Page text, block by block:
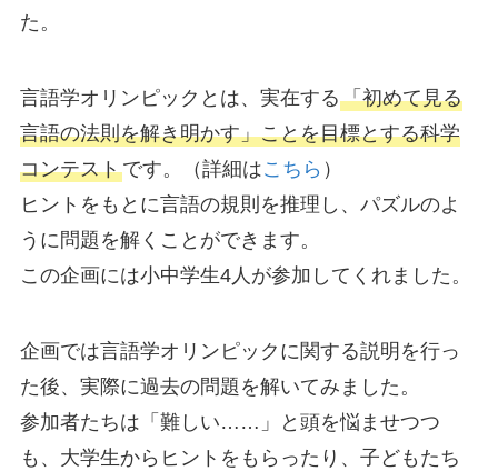
た。
言語学オリンピックとは、実在する「初めて見る
言語の法則を解き明かす」ことを目標とする科学
コンテストです。（詳細はこちら ）
ヒントをもとに言語の規則を推理し、パズルのよ
うに問題を解くことができます。
この企画には小中学生4人が参加してくれました。
企画では言語学オリンピックに関する説明を行っ
た後、実際に過去の問題を解いてみました。
参加者たちは「難しい……」と頭を悩ませつつ
も、大学生からヒントをもらったり、子どもたち